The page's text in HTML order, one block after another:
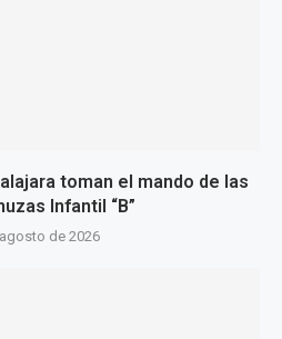
toman el mando de las
Infantil “B”
de 2026